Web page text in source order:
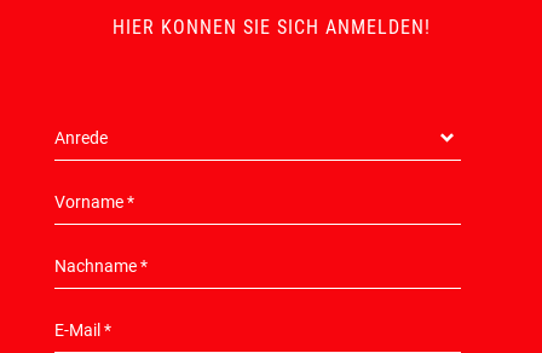
HIER KONNEN SIE SICH ANMELDEN!